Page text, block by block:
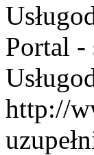
Portal -
http://